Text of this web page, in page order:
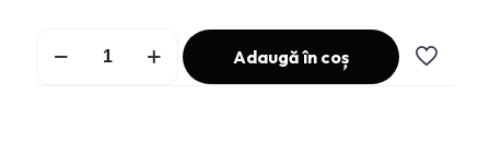
Adaugă în coș